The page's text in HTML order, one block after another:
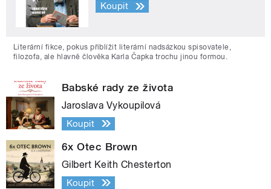
Koupit
Literární fikce, pokus přiblížit literární nadsázkou spisovatele,
filozofa, ale hlavně člověka Karla Čapka trochu jinou formou.
Babské rady ze života
Jaroslava Vykoupilová
Koupit
6x Otec Brown
Gilbert Keith Chesterton
Koupit